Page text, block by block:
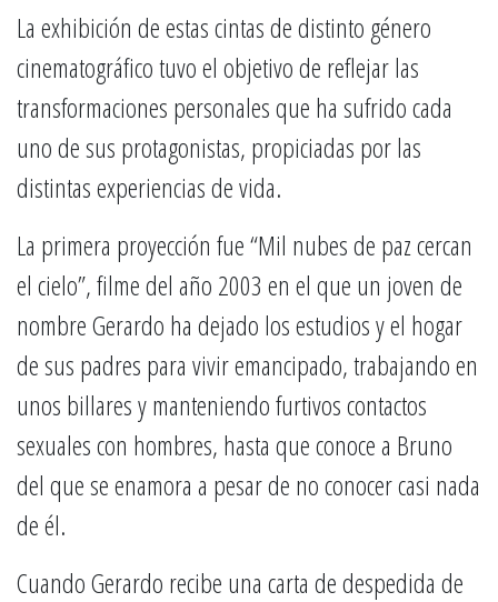
La exhibición de estas cintas de distinto género
cinematográfico tuvo el objetivo de reflejar las
transformaciones personales que ha sufrido cada
uno de sus protagonistas, propiciadas por las
distintas experiencias de vida.
La primera proyección fue “Mil nubes de paz cercan
el cielo”, filme del año 2003 en el que un joven de
nombre Gerardo ha dejado los estudios y el hogar
de sus padres para vivir emancipado, trabajando en
unos billares y manteniendo furtivos contactos
sexuales con hombres, hasta que conoce a Bruno
del que se enamora a pesar de no conocer casi nada
de él.
Cuando Gerardo recibe una carta de despedida de